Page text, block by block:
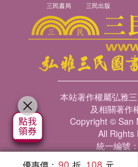
優惠價： 90 108
三民書局 三民出版
本站著作權屬弘雅
及相關著作
Copyright © San
All Rights
統一編號